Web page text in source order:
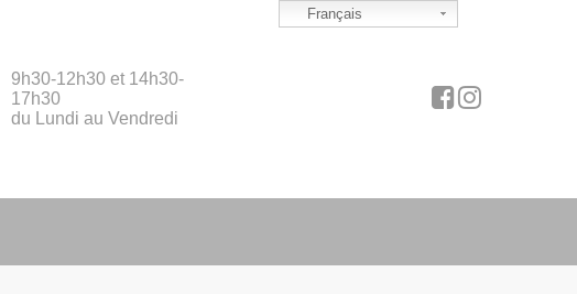
9h30-12h30 et 14h30-
17h30
du Lundi au Vendredi
Français